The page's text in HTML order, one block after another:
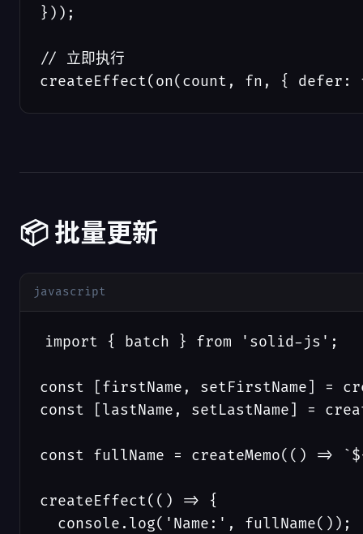
}));
// 立即执行
createEffect(on(count, fn, {
📦 批量更新
javascript
import { batch } from 'solid-js';
const [firstName, setFirstName] =
const [lastName, setLastName] =
const fullName = createMemo(() =>
createEffect(() => {
  console.log('Name:', fullName());